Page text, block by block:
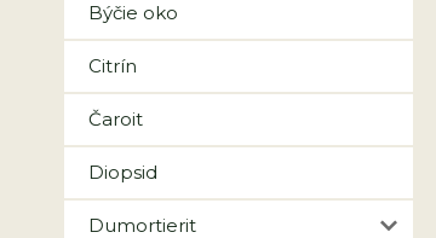
Býčie oko
Citrín
Čaroit
Diopsid
Dumortierit